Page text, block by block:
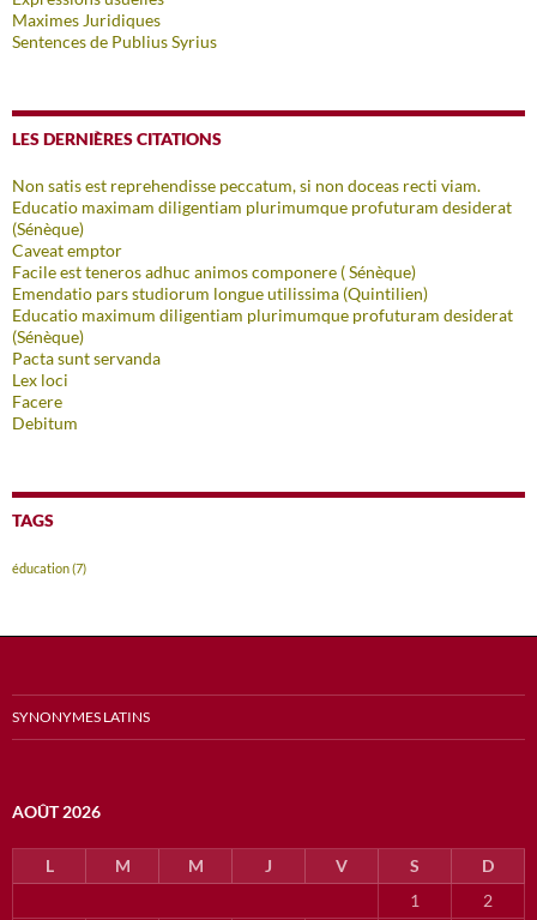
Maximes Juridiques
Sentences de Publius Syrius
LES DERNIÈRES CITATIONS
Non satis est reprehendisse peccatum, si non doceas recti viam.
Educatio maximam diligentiam plurimumque profuturam desiderat
(Sénèque)
Caveat emptor
Facile est teneros adhuc animos componere ( Sénèque)
Emendatio pars studiorum longue utilissima (Quintilien)
Educatio maximum diligentiam plurimumque profuturam desiderat
(Sénèque)
Pacta sunt servanda
Lex loci
Facere
Debitum
TAGS
éducation(7)
SYNONYMES LATINS
AOÛT 2026
L M M J V S
D
1
2